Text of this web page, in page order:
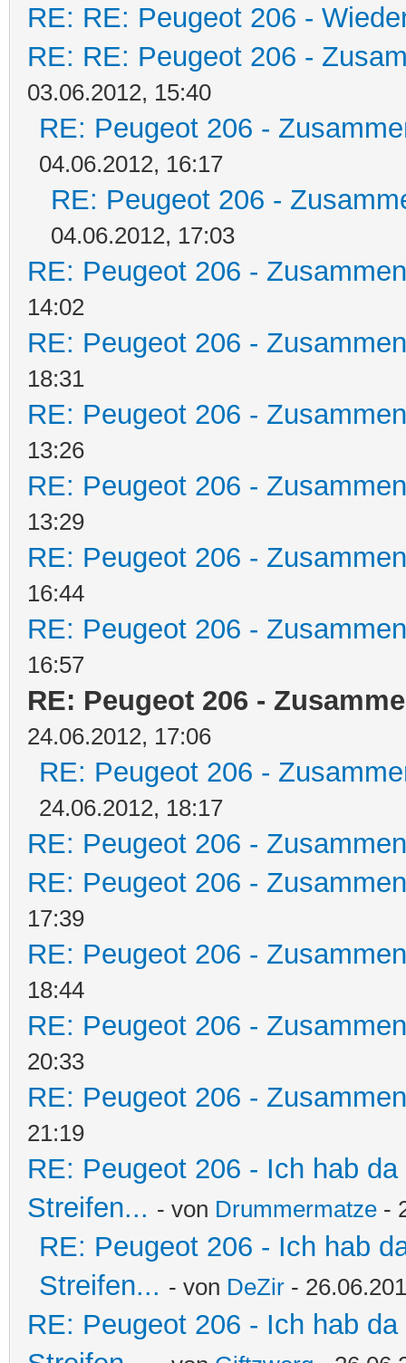
RE: RE: Peugeot 206 -
RE: RE: Peugeot 206 -
03.06.2012, 15:40
RE: Peugeot 206 -
04.06.2012, 16:17
RE: Peugeot 206 -
04.06.2012, 17:03
RE: Peugeot 206 -
14:02
RE: Peugeot 206 -
18:31
RE: Peugeot 206 -
13:26
RE: Peugeot 206 -
13:29
RE: Peugeot 206 -
16:44
RE: Peugeot 206 -
16:57
RE: Peugeot 206 -
24.06.2012, 17:06
RE: Peugeot 206 -
24.06.2012, 18:17
RE: Peugeot 206 -
RE: Peugeot 206 -
17:39
RE: Peugeot 206 -
18:44
RE: Peugeot 206 -
20:33
RE: Peugeot 206 -
21:19
RE: Peugeot 206 - Ich hab
Streifen... - von Drummermatze -
RE: Peugeot 206 - Ich hab
Streifen... - von DeZir -
RE: Peugeot 206 - Ich hab